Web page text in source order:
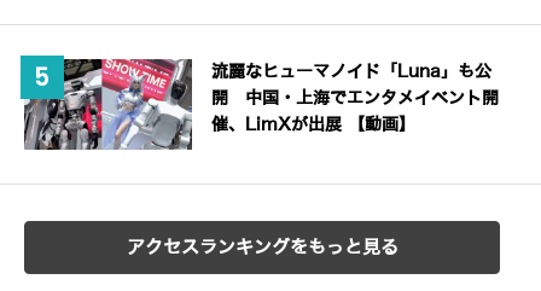
流麗なヒューマノイド「Luna」も公
開 中国・上海でエンタメイベント開
催、LimXが出展 【動画】
アクセスランキングをもっと見る